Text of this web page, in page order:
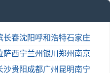
长春沈阳呼和浩特石家庄
萨西宁兰州银川郑州南京
沙贵阳成都广州昆明南宁